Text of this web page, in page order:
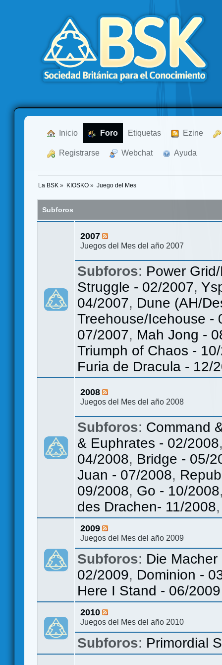
Inicio Foro Etiquetas Ezine
Registrarse Webchat Ayuda
La BSK » KIOSKO» Juego del Mes
Subforos
2007
Juegos del Mes del año 2007
Subforos: Power
Struggle - 02/2007,
04/2007, Dune (AH/
Treehouse/Icehouse -
07/2007, Mah Jong -
Triumph of Chaos -
Furia de Dracula - 12/
2008
Juegos del Mes del año 2008
Subforos: Command
& Euphrates - 02/2008
04/2008, Bridge - 05/
Juan - 07/2008,
09/2008, Go - 10/2008
des Drachen- 11/2008
2009
Juegos del Mes del año 2009
Subforos: Die
02/2009, Dominion -
Here I Stand - 06/2009
2010
Juegos del Mes del año 2010
Subforos: Primordial